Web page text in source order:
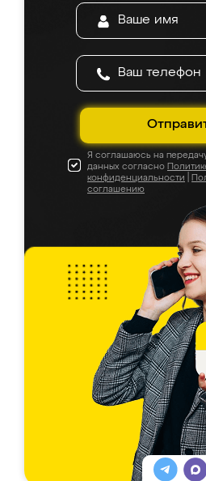
Я соглашаюсь на
данных согласно
конфиденциальности
соглашению